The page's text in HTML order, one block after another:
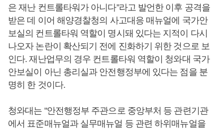
은 재난 컨트롤타워가 아니다”라고 발언한 이후 공격을
받은 데 이어 해양경찰청의 사고대응 매뉴얼에 국가안
보실의 컨트롤타워 역할이 명시돼 있다는 지적이 다시
나오자 논란이 확산되기 전에 진화하기 위한 것으로 보
인다. 재난업무의 경우 컨트롤타워 역할이 청와대 국가
안보실이 아닌 총리실과 안전행정부에 있다는 점을 분
명히 한 것이다.
청와대는 "안전행정부 주관으로 중앙부처 등 관련기관
에서 표준매뉴얼과 실무매뉴얼 등 관련 하위매뉴얼을